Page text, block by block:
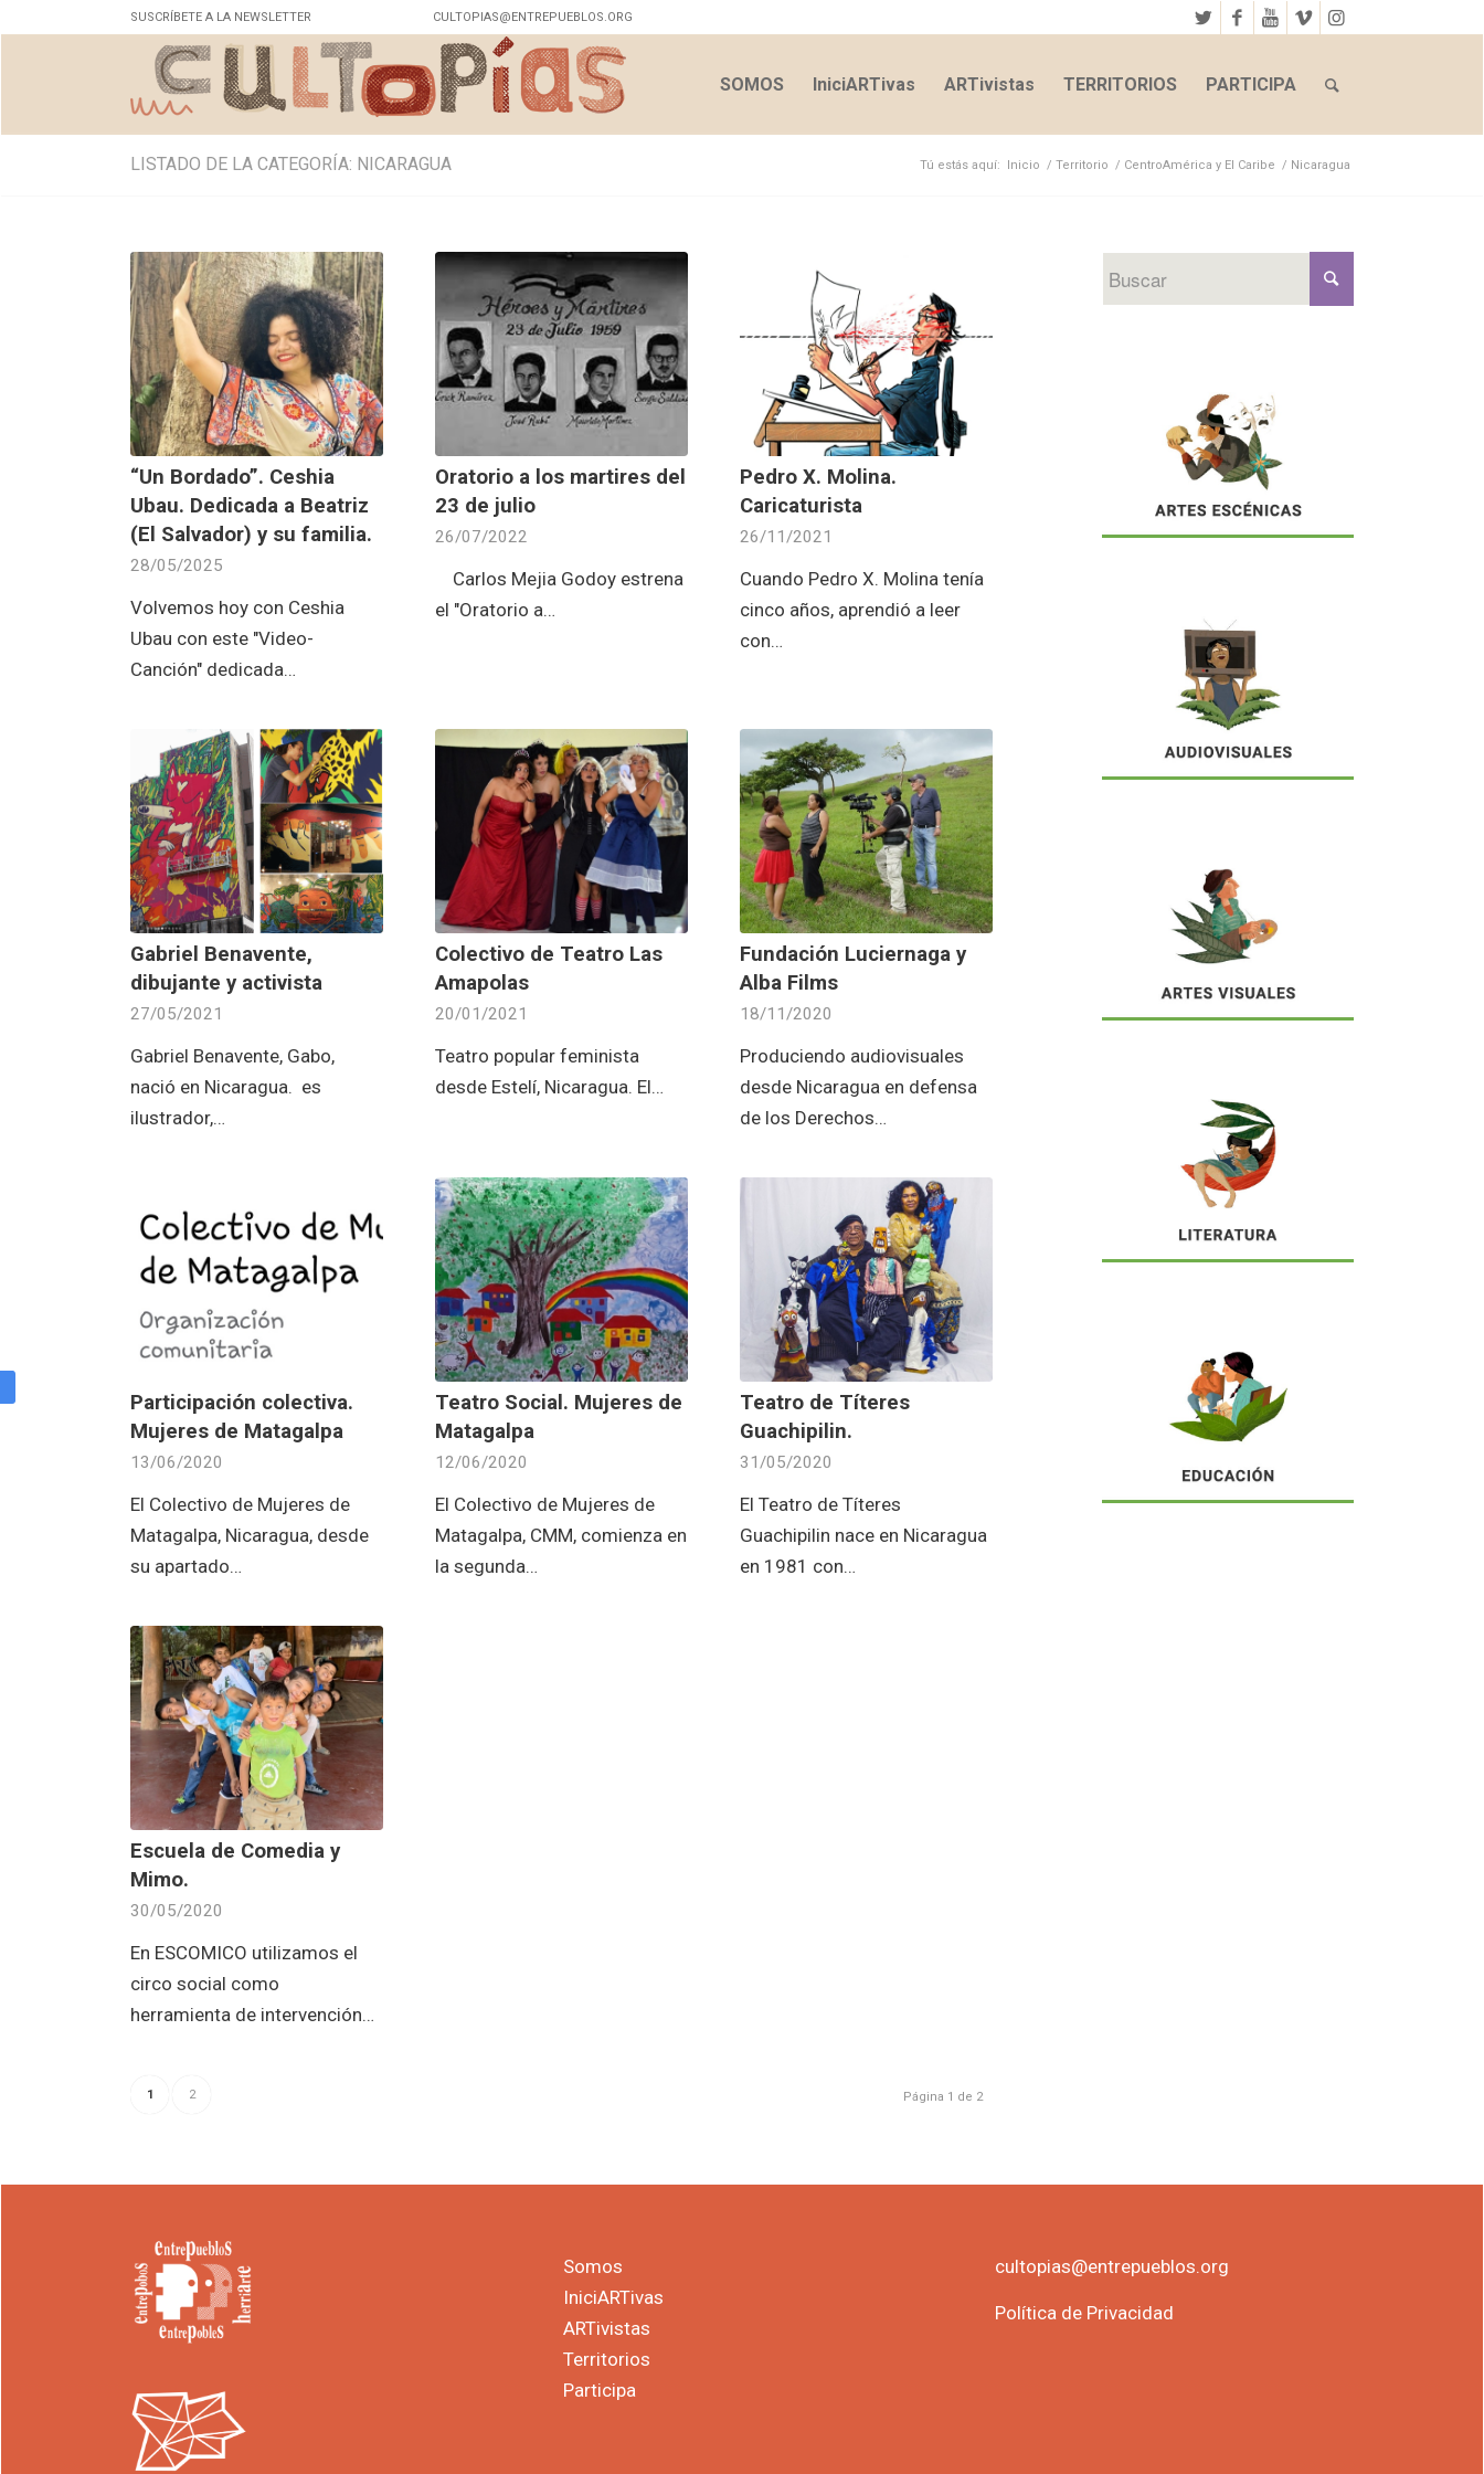
SUSCRÍBETE A LA NEWSLETTER CULTOPIAS@ENTREPUEBLOS.ORG
SOMOS IniciARTivas ARTivistas TERRITORIOS PARTICIPA
LISTADO DE LA CATEGORÍA: NICARAGUA Tú estás aquí: Inicio / Territorio / CentroAmérica y El Caribe / Nicaragua
“Un Bordado”. Ceshia
Ubau. Dedicada a Beatriz
(El Salvador) y su familia.
28/05/2025
Volvemos hoy con Ceshia
Ubau con este "Video-
Canción" dedicada…
Oratorio a los martires del
23 de julio
26/07/2022
Carlos Mejia Godoy estrena
el "Oratorio a…
Pedro X. Molina.
Caricaturista
26/11/2021
Cuando Pedro X. Molina tenía
cinco años, aprendió a leer
con…
Gabriel Benavente,
dibujante y activista
27/05/2021
Gabriel Benavente, Gabo,
nació en Nicaragua. es
ilustrador,…
Colectivo de Teatro Las
Amapolas
20/01/2021
Teatro popular feminista
desde Estelí, Nicaragua. El…
Fundación Luciernaga y
Alba Films
18/11/2020
Produciendo audiovisuales
desde Nicaragua en defensa
de los Derechos…
Participación colectiva.
Mujeres de Matagalpa
13/06/2020
El Colectivo de Mujeres de
Matagalpa, Nicaragua, desde
su apartado…
Teatro Social. Mujeres de
Matagalpa
12/06/2020
El Colectivo de Mujeres de
Matagalpa, CMM, comienza en
la segunda…
Teatro de Títeres
Guachipilin.
31/05/2020
El Teatro de Títeres
Guachipilin nace en Nicaragua
en 1981 con…
Escuela de Comedia y
Mimo.
30/05/2020
En ESCOMICO utilizamos el
circo social como
herramienta de intervención…
Página 1 de 2
1 2
Somos
IniciARTivas
ARTivistas
Territorios
Participa
cultopias@entrepueblos.org
Política de Privacidad